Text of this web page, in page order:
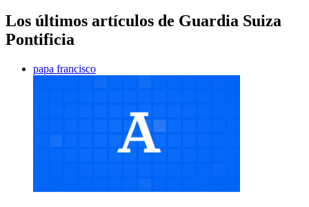
Los últimos artículos de Guardia Suiza
Pontificia
papa francisco